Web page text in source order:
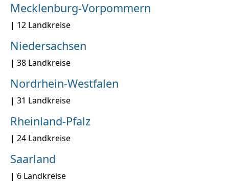
Mecklenburg-Vorpommern
| 12 Landkreise
Niedersachsen
| 38 Landkreise
Nordrhein-Westfalen
| 31 Landkreise
Rheinland-Pfalz
| 24 Landkreise
Saarland
| 6 Landkreise